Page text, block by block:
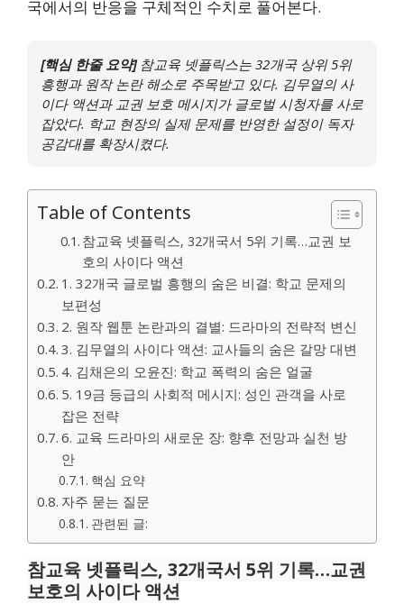
국에서의 반응을 구체적인 수치로 풀어본다.
[핵심 한줄 요약]참교육 넷플릭스는 32개국 상위 5위
흥행과 원작 논란 해소로 주목받고 있다. 김무열의 사
이다 액션과 교권 보호 메시지가 글로벌 시청자를 사로
잡았다. 학교 현장의 실제 문제를 반영한 설정이 독자
공감대를 확장시켰다.
Table of Contents
참교육 넷플릭스, 32개국서 5위 기록…교권 보
호의 사이다 액션
1. 32개국 글로벌 흥행의 숨은 비결: 학교 문제의
보편성
2. 원작 웹툰 논란과의 결별: 드라마의 전략적 변신
3. 김무열의 사이다 액션: 교사들의 숨은 갈망 대변
4. 김채은의 오윤진: 학교 폭력의 숨은 얼굴
5. 19금 등급의 사회적 메시지: 성인 관객을 사로
잡은 전략
6. 교육 드라마의 새로운 장: 향후 전망과 실천 방
안
핵심 요약
자주 묻는 질문
관련된 글:
참교육 넷플릭스, 32개국서 5위 기록…교권
보호의 사이다 액션